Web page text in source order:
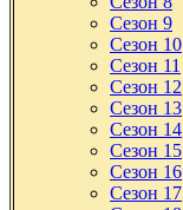
Сезон 9
Сезон 10
Сезон 11
Сезон 12
Сезон 13
Сезон 14
Сезон 15
Сезон 16
Сезон 17